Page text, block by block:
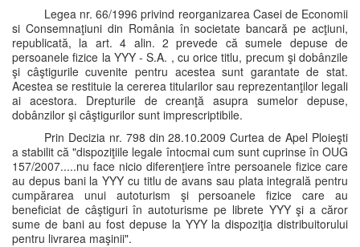
Legea nr. 66/1996 privind reorganizarea Casei de Economii
si Consemnaţiuni din România în societate bancară pe acţiuni,
republicată, la art. 4 alin. 2 prevede că sumele depuse de
persoanele fizice la YYY - S.A. , cu orice titlu, precum şi dobânzile
şi câştigurile cuvenite pentru acestea sunt garantate de stat.
Acestea se restituie la cererea titularilor sau reprezentanţilor legali
ai acestora. Drepturile de creanţă asupra sumelor depuse,
dobânzilor şi câştigurilor sunt imprescriptibile.
Prin Decizia nr. 798 din 28.10.2009 Curtea de Apel Ploieşti
a stabilit că "dispoziţiile legale întocmai cum sunt cuprinse în OUG
157/2007.....nu face nicio diferenţiere între persoanele fizice care
au depus bani la YYY cu titlu de avans sau plata integrală pentru
cumpărarea unui autoturism şi persoanele fizice care au
beneficiat de câştiguri în autoturisme pe librete YYY şi a căror
sume de bani au fost depuse la YYY la dispoziţia distribuitorului
pentru livrarea maşinii".